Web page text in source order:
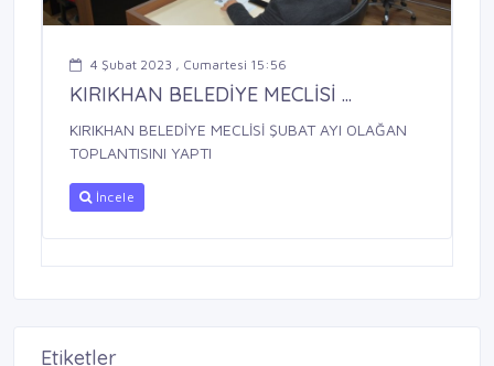
4 Şubat 2023 , Cumartesi 15:56
KIRIKHAN BELEDİYE MECLİSİ ...
KIRIKHAN BELEDİYE MECLİSİ ŞUBAT AYI OLAĞAN
TOPLANTISINI YAPTI
İncele
Etiketler